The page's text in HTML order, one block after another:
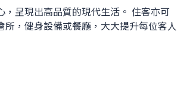
，呈現出高品質的現代生活。 住客亦可
所，健身設備或餐廳，大大提升每位客人